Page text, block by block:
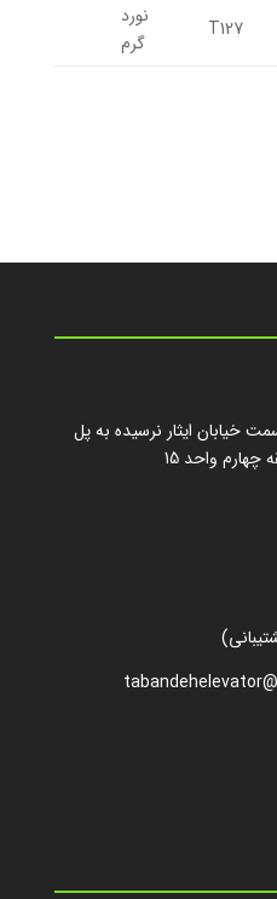
T127
نورد
گرم
خیابان ایثار نرسیده به پل